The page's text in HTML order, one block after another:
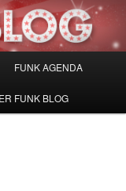
FUNK AGENDA
FUNK BLOG